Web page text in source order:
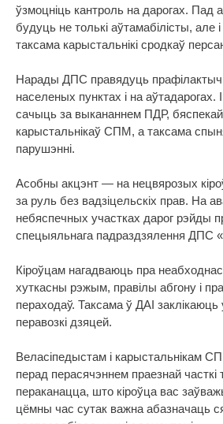
ўзмоцніць кантроль на дарогах. Пад
будуць не толькі аўтамабілісты, але
таксама карыстальнікі сродкаў
Нарады ДПС правядуць
населеных пунктах і на аўтадарогах.
сачыць за выкананнем ПДР, бяспекай
карыстальнікаў СПМ, а таксама
парушэнні.
Асобны акцэнт — на нецвярозых
за руль без вадзіцельскіх прав. На
небяспечных участках дарог рэйды
спецыяльнага падраздзялення ДПС
Кіроўцам нагадваюць пра
хуткасны рэжым, правілы абгону і
пераходаў. Таксама ў ДАІ заклікаюць
перавозкі дзяцей.
Веласіпедыстам і карыстальнікам
перад перасячэннем праезнай
пераканацца, што кіроўца вас
цёмны час сутак важна абазначаць